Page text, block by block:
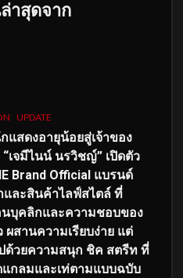
าสุดจาก
UPDATE
แสดงอายุน้อยสู่เจ้าของ
“เจมีไนน์ นรวิชญ์” เปิดตัว
Brand Official แบรนด์
และสินค้าไลฟ์สไตล์ ที่
บุคลิกและความชอบของ
ผสานความเรียบง่าย แต่
ด้วยความสนุก ชิค สตรีท ที่
กลมและเท่ตามแบบฉบับ